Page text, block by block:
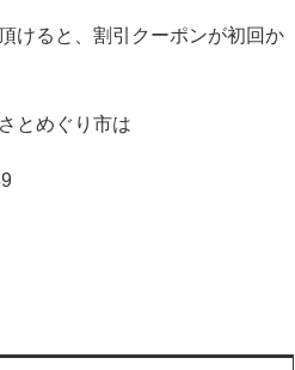
けると、割引クーポンが初回か
とめぐり市は